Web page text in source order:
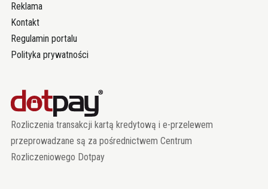
Reklama
Kontakt
Regulamin portalu
Polityka prywatności
Rozliczenia transakcji kartą kredytową i e-przelewem
przeprowadzane są za pośrednictwem Centrum
Rozliczeniowego Dotpay